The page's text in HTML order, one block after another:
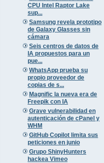
CPU Intel Raptor Lake
sup...
Samsung revela prototipo
de Galaxy Glasses sin
cámara
Seis centros de datos de
IA propuestos para un
pue...
WhatsApp prueba su
propio proveedor de
copias de s...
Magnific la nueva era de
Freepik con IA
Grave vulnerabilidad en
autenticación de cPanel y
WHM
GitHub Copilot limita sus
peticiones en junio
Grupo ShinyHunters
hackea Vimeo